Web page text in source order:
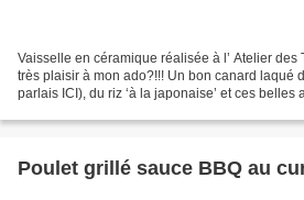
Vaisselle en céramique réalisée à l’ Atelier des
très plaisir à mon ado?!!! Un bon canard laqué
parlais ICI), du riz ‘à la japonaise’ et ces belles
Poulet grillé sauce BBQ au